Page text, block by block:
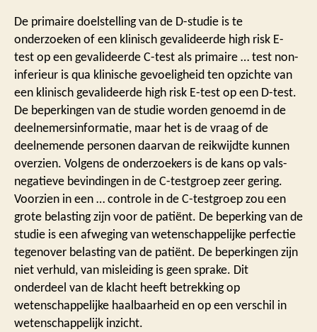
De primaire doelstelling van de D-studie is te
onderzoeken of een klinisch gevalideerde high risk E-
test op een gevalideerde C-test als primaire … test non-
inferieur is qua klinische gevoeligheid ten opzichte van
een klinisch gevalideerde high risk E-test op een D-test.
De beperkingen van de studie worden genoemd in de
deelnemersinformatie, maar het is de vraag of de
deelnemende personen daarvan de reikwijdte kunnen
overzien. Volgens de onderzoekers is de kans op vals-
negatieve bevindingen in de C-testgroep zeer gering.
Voorzien in een … controle in de C-testgroep zou een
grote belasting zijn voor de patiënt. De beperking van de
studie is een afweging van wetenschappelijke perfectie
tegenover belasting van de patiënt. De beperkingen zijn
niet verhuld, van misleiding is geen sprake. Dit
onderdeel van de klacht heeft betrekking op
wetenschappelijke haalbaarheid en op een verschil in
wetenschappelijk inzicht.